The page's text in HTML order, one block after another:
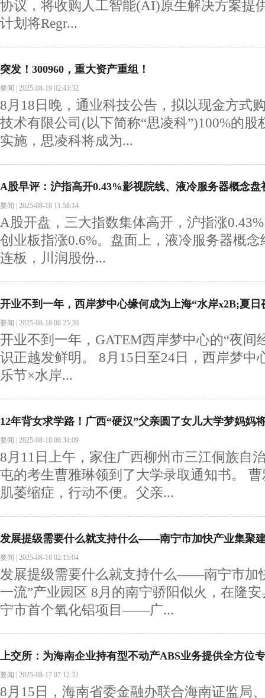
协议，将收购人工智能(AI)原生解决方案提
计划将Regr...
突发！300960，重大资产重组！
要闻 2025-08-19 02:43:32
8月18日晚，通业科技公告，拟以现金方式
技术有限公司(以下简称“思凌科”)100%的
实施，思凌科将成为...
A股早评：沪指高开0.43%影视院线、液冷服务器概念盘
要闻 2025-08-18 11:58:14
A股开盘，三大指数集体高开，沪指涨
创业板指涨0.6%。盘面上，液冷服务器概
连板，川润股份...
开业不到一年，西岸梦中心缘何成为上海“水岸x2B;夏日
要闻 2025-08-18 08:25:30
开业不到一年，GATEM西岸梦中心的“夜间
识正越发鲜明。 8月15日至24日，西岸梦中
乐节×水岸...
12年背女求学路！广西“硬汉”父亲圆了女儿大学梦妈妈
要闻 2025-08-18 06:34:09
8月11日上午，家住广西柳州市三江侗族自
屯的考生曹雅琳领到了大学录取通知书。
肌萎缩症，行动不便。父亲...
发展提级需要什么就支持什么——南宁市加快产业集聚
要闻 2025-08-18 02:15:04
发展提级需要什么就支持什么——南宁市加
一流”产业园区 8月的南宁骄阳似火，在隆
宁市首个氧化铝项目——广...
上交所：为海南企业持有型不动产ABS业务提供全方位
要闻 2025-08-17 07:12:32
8月15日，海南省委金融办联合海南证监局